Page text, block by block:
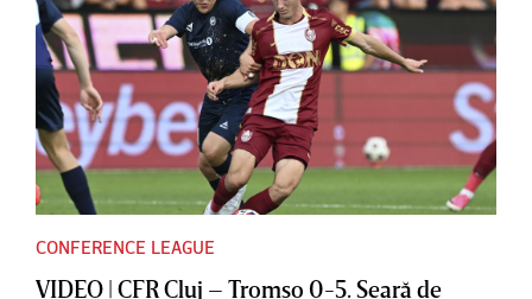
CONFERENCE LEAGUE
VIDEO | CFR Cluj – Tromso 0-5. Seară de